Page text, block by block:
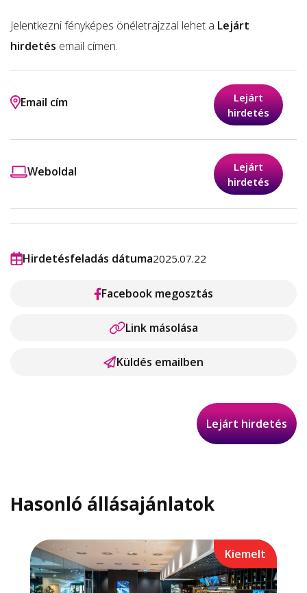
Jelentkezni fényképes önéletrajzzal lehet a Lejárt
hirdetés email címen.
Email cím
Lejárt
hirdetés
Weboldal
Lejárt
hirdetés
Hirdetésfeladás dátuma2025.07.22
Facebook megosztás
Link másolása
Küldés emailben
Lejárt hirdetés
Hasonló állásajánlatok
Kiemelt